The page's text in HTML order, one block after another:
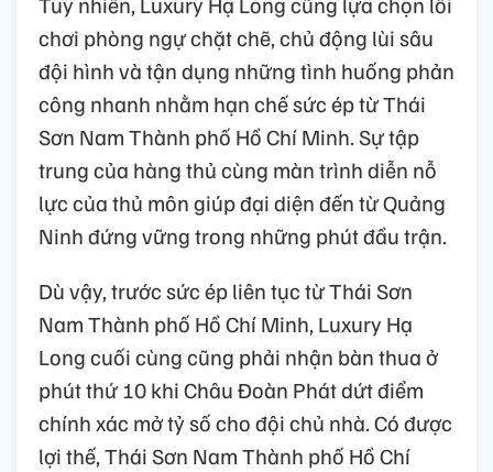
chơi phòng ngự chặt chẽ, chủ động lùi sâu
đội hình và tận dụng những tình huống phản
công nhanh nhằm hạn chế sức ép từ Thái
Sơn Nam Thành phố Hồ Chí Minh. Sự tập
trung của hàng thủ cùng màn trình diễn nỗ
lực của thủ môn giúp đại diện đến từ Quảng
Ninh đứng vững trong những phút đầu trận.
Dù vậy, trước sức ép liên tục từ Thái Sơn
Nam Thành phố Hồ Chí Minh, Luxury Hạ
Long cuối cùng cũng phải nhận bàn thua ở
phút thứ 10 khi Châu Đoàn Phát dứt điểm
chính xác mở tỷ số cho đội chủ nhà. Có được
lợi thế, Thái Sơn Nam Thành phố Hồ Chí